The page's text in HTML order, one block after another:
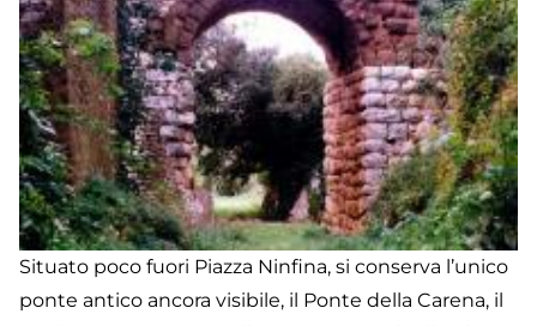
Situato poco fuori Piazza Ninfina, si conserva l’unico
ponte antico ancora visibile, il Ponte della Carena, il